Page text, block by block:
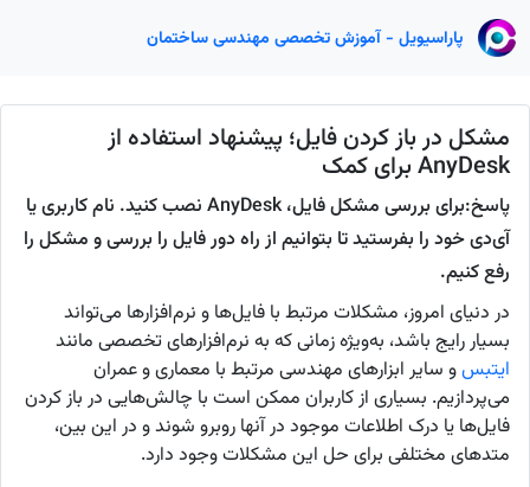
پاراسیویل - آموزش تخصصی مهندسی ساختمان
مشکل در باز کردن فایل؛ پیشنهاد استفاده از
AnyDesk برای کمک
پاسخ:برای بررسی مشکل فایل، AnyDesk نصب کنید. نام کاربری یا
آی‌دی خود را بفرستید تا بتوانیم از راه دور فایل را بررسی و مشکل را
رفع کنیم.
در دنیای امروز، مشکلات مرتبط با فایل‌ها و نرم‌افزارها می‌تواند
بسیار رایج باشد، به‌ویژه زمانی که به نرم‌افزارهای تخصصی مانند
ایتبسو سایر ابزارهای مهندسی مرتبط با معماری و عمران
می‌پردازیم. بسیاری از کاربران ممکن است با چالش‌هایی در باز کردن
فایل‌ها یا درک اطلاعات موجود در آنها روبرو شوند و در این بین،
متدهای مختلفی برای حل این مشکلات وجود دارد.